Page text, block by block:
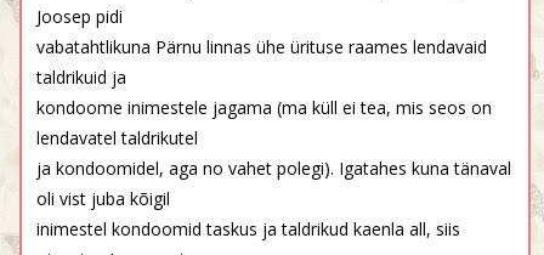
Joosep pidi
vabatahtlikuna Pärnu linnas ühe ürituse raames lendavaid
taldrikuid ja
kondoome inimestele jagama (ma küll ei tea, mis seos on
lendavatel taldrikutel
ja kondoomidel, aga no vahet polegi). Igatahes kuna tänaval
oli vist juba kõigil
inimestel kondoomid taskus ja taldrikud kaenla all, siis